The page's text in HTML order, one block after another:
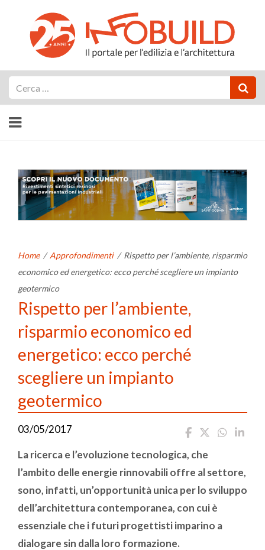
Home / Approfondimenti / Rispetto per l’ambiente, risparmio
economico ed energetico: ecco perché scegliere un impianto
geotermico
Rispetto per l’ambiente,
risparmio economico ed
energetico: ecco perché
scegliere un impianto
geotermico
03/05/2017
La ricerca e l’evoluzione tecnologica, che
l’ambito delle energie rinnovabili offre al settore,
sono, infatti, un’opportunità unica per lo sviluppo
dell’architettura contemporanea, con cui è
essenziale che i futuri progettisti imparino a
dialogare sin dalla loro formazione.